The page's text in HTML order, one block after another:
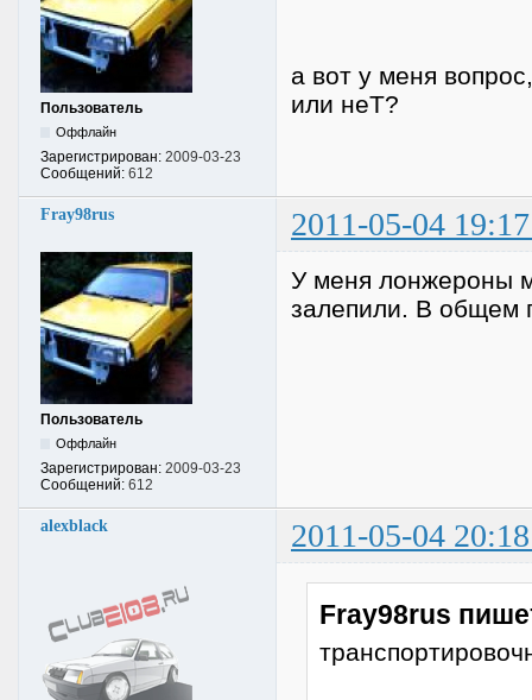
Пользователь
Оффлайн
Зарегистрирован: 2009-03-23
Сообщений: 612
а вот у меня
или неТ?
Fray98rus 2011-05-04
Пользователь
Оффлайн
Зарегистрирован: 2009-03-23
Сообщений: 612
У меня лонжероны
залепили. В общем
alexblack 2011-05-04
Fray98rus